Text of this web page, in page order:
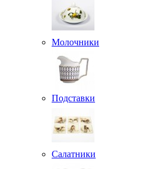
Молочники
Подставки
Салатники